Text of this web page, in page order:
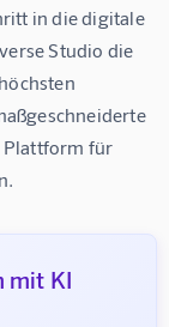
in die digitale
Studio die
Plattform für
mit KI